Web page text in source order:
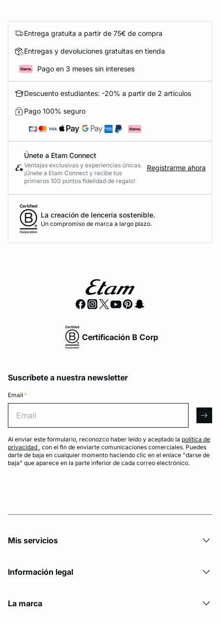
Entrega gratuita a partir de 75€ de compra
Entregas y devoluciones gratuitas en tienda
Pago en 3 meses sin intereses
Descuento estudiantes: -20% a partir de 2 artículos
Pago 100% seguro
Únete a Etam Connect
Ventajas exclusivas y experiencias únicas.
¡Únete a Etam Connect y recibe tus
primeros 100 puntos fidelidad de regalo!
Registrarme ahora
La creación de lencería sostenible.
Un compromiso de marca a largo plazo.
Certificación B Corp
Suscríbete a nuestra newsletter
Email *
Al enviar este formulario, reconozco haber leído y aceptado la política de
privacidad , con el fin de enviarte comunicaciones comerciales. Puedes
darte de baja en cualquier momento haciendo clic en el enlace "darse de
baja" que aparece en la parte inferior de cada correo electrónico.
Mis servicios
Información legal
La marca